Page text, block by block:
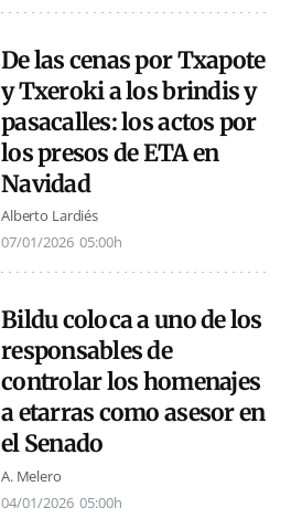
De las cenas por Txapote
y Txeroki a los brindis y
pasacalles: los actos por
los presos de ETA en
Navidad
Alberto Lardiés
07/01/2026 05:00h
Bildu coloca a uno de los
responsables de
controlar los homenajes
a etarras como asesor en
el Senado
A. Melero
04/01/2026 05:00h